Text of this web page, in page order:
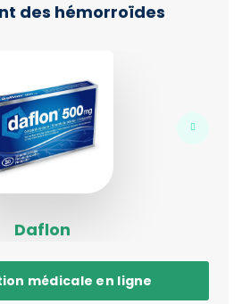
des hémorroïdes
Daflon
médicale en ligne